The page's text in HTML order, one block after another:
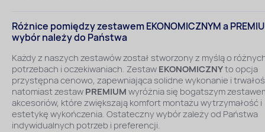
Różnice pomiędzy zestawem EKONOMICZNYM a
wybór należy do Państwa
Każdy z naszych zestawów został stworzony z myślą o
potrzebach i oczekiwaniach. ZestawEKONOMICZNYto opcja
przystępna cenowo, zapewniająca solidne wykonanie i
natomiast zestawPREMIUMwyróżnia się bogatszym
akcesoriów, które zwiększają komfort montażu wytrzymałość i
estetykę wykończenia. Ostateczny wybór zależy od Państwa
indywidualnych potrzeb i preferencji.